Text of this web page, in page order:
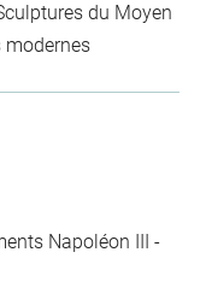
du Moyen
modernes
Napoléon III -